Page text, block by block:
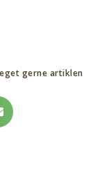
gerne artiklen